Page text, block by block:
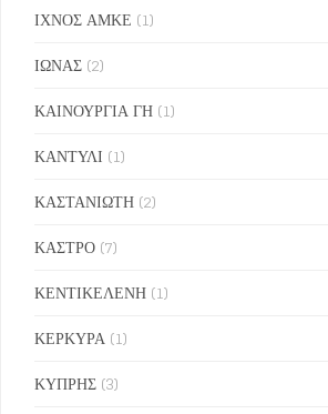
ΙΧΝΟΣ ΑΜΚΕ (1)
ΙΩΝΑΣ (2)
ΚΑΙΝΟΥΡΓΙΑ ΓΗ (1)
ΚΑΝΤΥΛΙ (1)
ΚΑΣΤΑΝΙΩΤΗ (2)
ΚΑΣΤΡΟ (7)
ΚΕΝΤΙΚΕΛΕΝΗ (1)
ΚΕΡΚΥΡΑ (1)
ΚΥΠΡΗΣ (3)